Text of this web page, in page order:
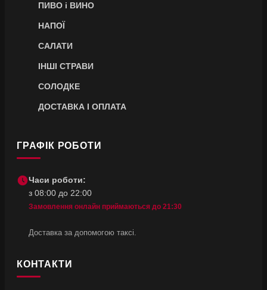
ПИВО і ВИНО
НАПОЇ
САЛАТИ
ІНШІ СТРАВИ
СОЛОДКЕ
ДОСТАВКА І ОПЛАТА
ГРАФІК РОБОТИ
Часи роботи:
з 08:00 до 22:00
Замовлення онлайн приймаються до 21:30
Доставка за допомогою таксі.
КОНТАКТИ